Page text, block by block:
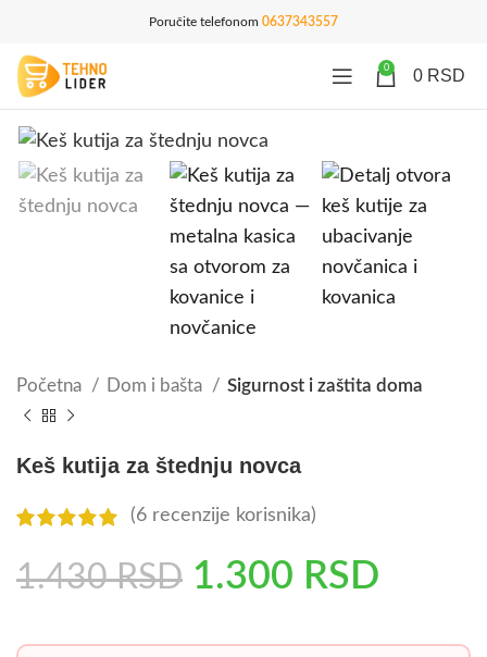
Poručite telefonom 0637343557
0 0 RSD
Početna Dom i bašta Sigurnost i zaštita doma
Keš kutija za štednju novca
(6 recenzije korisnika)
1.430RSD 1.300 RSD